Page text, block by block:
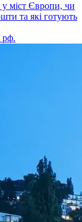
міст Європи, чи
та які готують
рф.